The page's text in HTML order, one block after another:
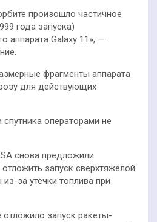
произошло частичное
года запуска)
аппарата Galaxy 11», —
фрагменты аппарата
для действующих
операторами не
снова предложили
отложить запуск сверхтяжёлой
за утечки топлива при
отложило запуск ракеты-